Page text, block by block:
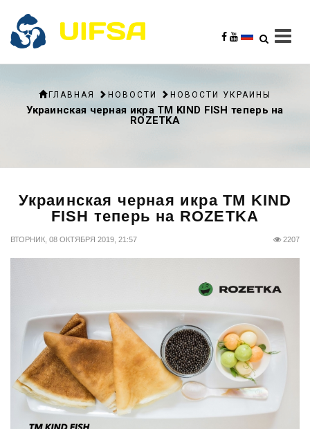
ГЛАВНАЯ НОВОСТИ НОВОСТИ УКРАИНЫ
Украинская черная икра ТМ KIND FISH теперь на
ROZETKA
Украинская черная икра ТМ KIND
FISH теперь на ROZETKA
ВТОРНИК, 08 ОКТЯБРЯ 2019, 21:57 2207